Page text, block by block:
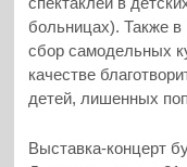
больницах). Также
сбор самодельных
качестве
детей, лишенных
Выставка-концерт